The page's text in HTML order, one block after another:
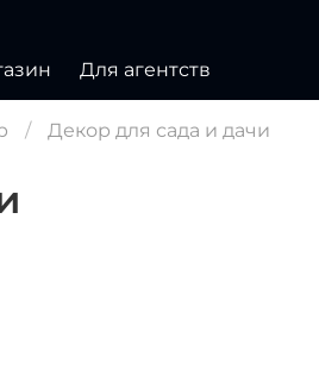
Для агентств
Декор для сада и дачи